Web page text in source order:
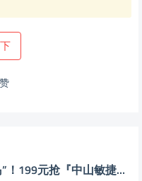
【中山·酒店】畅游广东“小巴厘岛”！199元抢『中山敏捷温泉海岸』公寓海景复式两房一厅！